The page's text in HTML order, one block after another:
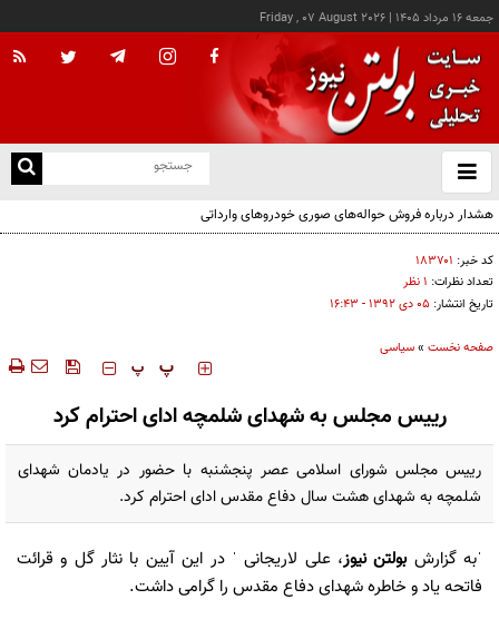
جمعه ۱۶ مرداد ۱۴۰۵ |
Friday , 07 August 2026
باز
و
هشدار درباره فروش حواله‌های صوری خودروهای وارداتی
کد خبر: ۱۸۳۷۰۱
تعداد نظرات: ۱ نظر
تاریخ انتشار: ۰۵ دی ۱۳۹۲ - ۱۶:۴۳
صفحه نخست »سیاسی
‍‍‍ پ پ
رییس مجلس به شهدای شلمچه ادای احترام کرد
رییس مجلس شورای اسلامی عصر پنجشنبه با حضور در یادمان شهدای
شلمچه به شهدای هشت سال دفاع مقدس ادای احترام کرد.
ˈبه گزارشبولتن نیوز، علی لاریجانی ˈ در این آیین با نثار گل و قرائت
فاتحه یاد و خاطره شهدای دفاع مقدس را گرامی داشت.